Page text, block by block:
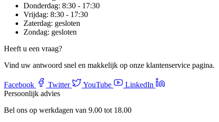
Donderdag: 8:30 - 17:30
Vrijdag: 8:30 - 17:30
Zaterdag: gesloten
Zondag: gesloten
Heeft u een vraag?
Vind uw antwoord snel en makkelijk op onze klantenservice pagina.
Facebook Twitter YouTube
LinkedIn
Persoonlijk advies
Bel ons op werkdagen van 9.00 tot 18.00